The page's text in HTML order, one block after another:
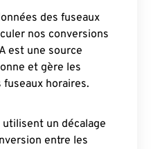
des fuseaux
nos conversions
est une source
et gère les
horaires.
un décalage
entre les